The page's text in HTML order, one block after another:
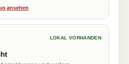
ansehen
LOKAL VORHANDEN